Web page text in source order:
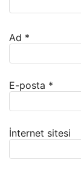
Ad *
E-posta *
İnternet sitesi